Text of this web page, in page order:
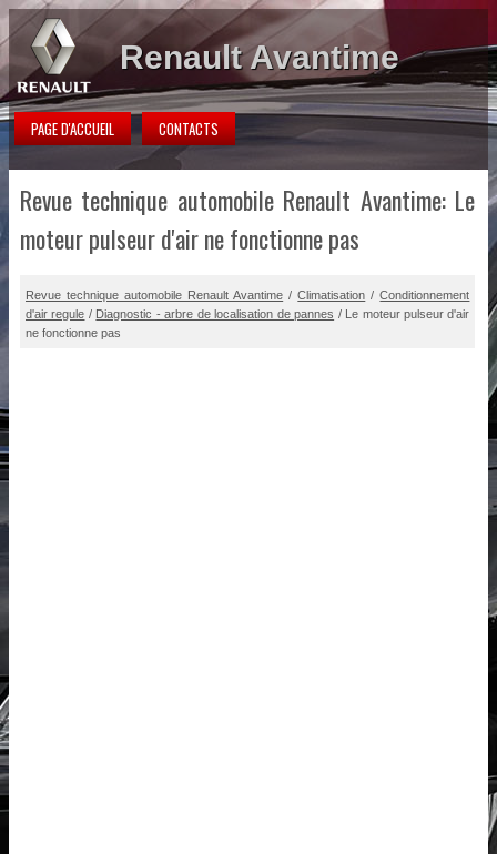
Renault Avantime
PAGE D'ACCUEIL CONTACTS
Revue technique automobile Renault Avantime: Le
moteur pulseur d'air ne fonctionne pas
Revue technique automobile Renault Avantime /Climatisation /Conditionnement
d'air regule / Diagnostic - arbre de localisation de pannes / Le moteur pulseur d'air
ne fonctionne pas